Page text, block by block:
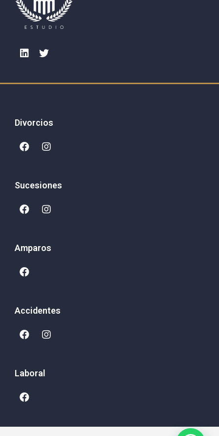
Divorcios
Sucesiones
Amparos
Accidentes
Laboral